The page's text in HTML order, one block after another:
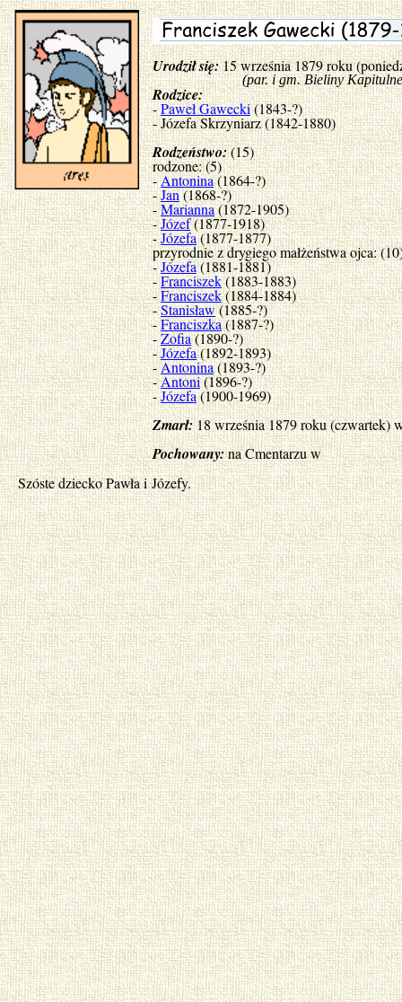
Urodził się:15 września 1879 roku
(par. i gm. Bieliny Kapitulne,
Rodzice:
-Paweł Gawecki(1843-?)
- Józefa Skrzyniarz (1842-1880)
Rodzeństwo:(15)
rodzone: (5)
-Antonina(1864-?)
-Jan(1868-?)
-Marianna(1872-1905)
-Józef(1877-1918)
-Józefa(1877-1877)
przyrodnie z drygiego małżeństwa ojca:
-Józefa(1881-1881)
-Franciszek(1883-1883)
-Franciszek(1884-1884)
-Stanisław(1885-?)
-Franciszka(1887-?)
-Zofia(1890-?)
-Józefa(1892-1893)
-Antonina(1893-?)
-Antoni(1896-?)
-Józefa(1900-1969)
Zmarł:18 września 1879 roku (czwartek)
Pochowany:na Cmentarzu w
Szóste dziecko Pawła i Józefy.